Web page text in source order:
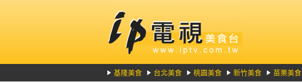
基隆美食 台北美食 桃園美食 新竹美食 苗栗美食